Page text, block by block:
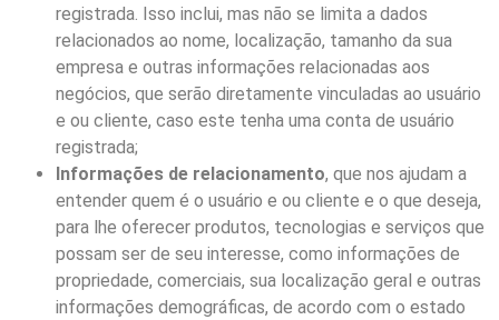
registrada. Isso inclui, mas não se limita a dados
relacionados ao nome, localização, tamanho da sua
empresa e outras informações relacionadas aos
negócios, que serão diretamente vinculadas ao usuário
e ou cliente, caso este tenha uma conta de usuário
registrada;
Informações de relacionamento, que nos ajudam a
entender quem é o usuário e ou cliente e o que deseja,
para lhe oferecer produtos, tecnologias e serviços que
possam ser de seu interesse, como informações de
propriedade, comerciais, sua localização geral e outras
informações demográficas, de acordo com o estado